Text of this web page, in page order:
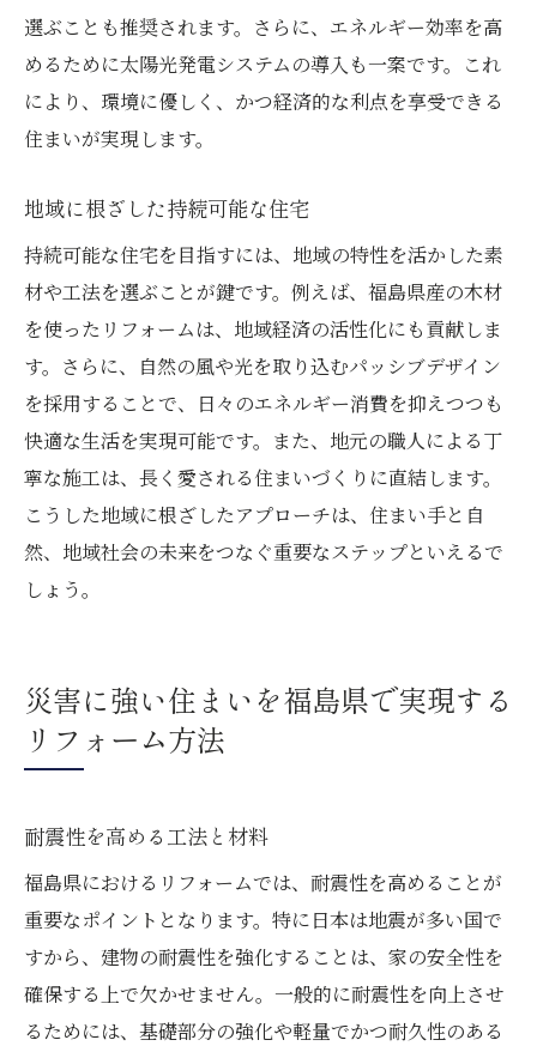
選ぶことも推奨されます。さらに、エネルギー効率を高
めるために太陽光発電システムの導入も一案です。これ
により、環境に優しく、かつ経済的な利点を享受できる
住まいが実現します。
地域に根ざした持続可能な住宅
持続可能な住宅を目指すには、地域の特性を活かした素
材や工法を選ぶことが鍵です。例えば、福島県産の木材
を使ったリフォームは、地域経済の活性化にも貢献しま
す。さらに、自然の風や光を取り込むパッシブデザイン
を採用することで、日々のエネルギー消費を抑えつつも
快適な生活を実現可能です。また、地元の職人による丁
寧な施工は、長く愛される住まいづくりに直結します。
こうした地域に根ざしたアプローチは、住まい手と自
然、地域社会の未来をつなぐ重要なステップといえるで
しょう。
災害に強い住まいを福島県で実現する
リフォーム方法
耐震性を高める工法と材料
福島県におけるリフォームでは、耐震性を高めることが
重要なポイントとなります。特に日本は地震が多い国で
すから、建物の耐震性を強化することは、家の安全性を
確保する上で欠かせません。一般的に耐震性を向上させ
るためには、基礎部分の強化や軽量でかつ耐久性のある